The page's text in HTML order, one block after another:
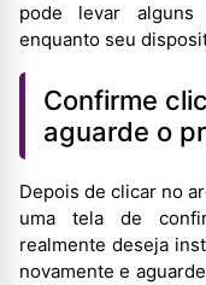
pode levar alguns
enquanto seu
Confirme
aguarde o
Depois de clicar no
uma tela de
realmente deseja
novamente e